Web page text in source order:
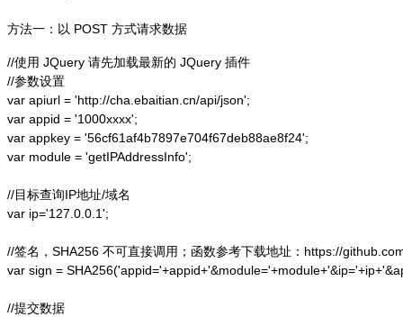
方法一：以 POST 方式请求数据
//使用 JQuery 请先加载最新的 JQuery 插件
//参数设置
var apiurl = 'http://cha.ebaitian.cn/api/json';
var appid = '1000xxxx';
var appkey = '56cf61af4b7897e704f67deb88ae8f24';
var module = 'getIPAddressInfo';
//目标查询IP地址/域名
var ip='127.0.0.1';
//签名，SHA256 不可直接调用；函数参考下载地址：https://
var sign =
//提交数据